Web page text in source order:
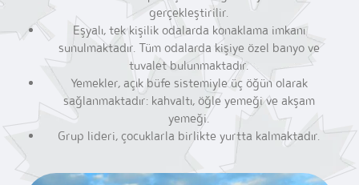
gerçekleştirilir.
Eşyalı, tek kişilik odalarda konaklama imkanı
sunulmaktadır. Tüm odalarda kişiye özel banyo ve
tuvalet bulunmaktadır.
Yemekler, açık büfe sistemiyle üç öğün olarak
sağlanmaktadır: kahvaltı, öğle yemeği ve akşam
yemeği.
Grup lideri, çocuklarla birlikte yurtta kalmaktadır.